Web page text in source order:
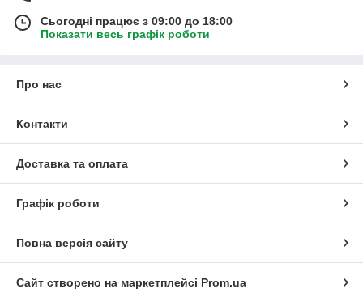
Сьогодні працює з 09:00 до 18:00
Показати весь графік роботи
Про нас
Контакти
Доставка та оплата
Графік роботи
Повна версія сайту
Сайт створено на маркетплейсі Prom.ua